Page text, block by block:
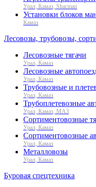
Урал, Камаз, Shacman
Установки блоков
Камаз
Лесовозы, трубовозы,
Лесовозные тягачи
Урал, Камаз
Лесовозные
Урал, Камаз
Трубовозные и
Урал, Камаз
Трубоплетевозные
Урал, Камаз, МАЗ
Сортиментовозные
Урал, Камаз
Сортиментовозные
Урал, Камаз
Металловозы
Урал, Камаз
Буровая спецтехника